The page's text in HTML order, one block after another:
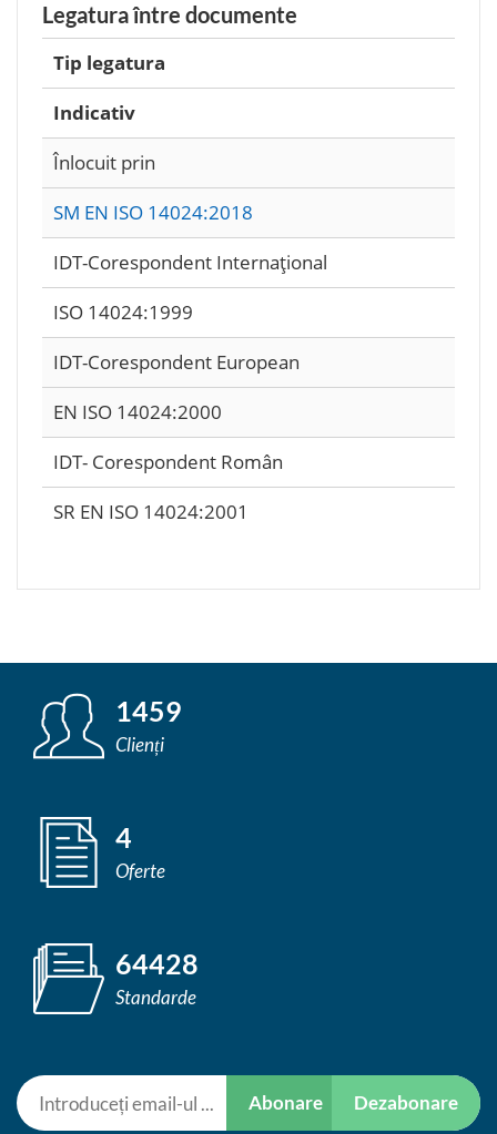
Legatura între documente
Tip legatura
Indicativ
Înlocuit prin
SM EN ISO 14024:2018
IDT-Corespondent Internaţional
ISO 14024:1999
IDT-Corespondent European
EN ISO 14024:2000
IDT- Corespondent Român
SR EN ISO 14024:2001
1459
Clienți
4
Oferte
64428
Standarde
Abonare Dezabonare